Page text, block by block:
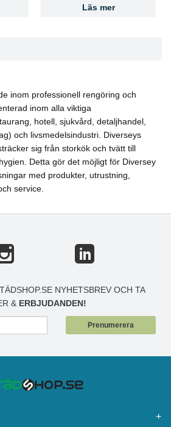
Läs mer
inom professionell rengöring och
inom alla viktiga
hotell, sjukvård, detaljhandel,
och livsmedelsindustri. Diverseys
sig från storkök och tvätt till
Detta gör det möjligt för Diversey
med produkter, utrustning,
service.
NYHETSBREV OCH TA
& ERBJUDANDEN!
Prenumerera
+